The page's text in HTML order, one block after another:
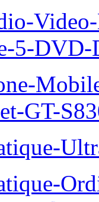
5-DVD-
GT-